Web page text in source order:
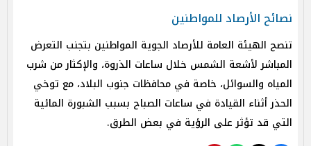
نصائح الأرصاد للمواطنين
تنصح الهيئة العامة للأرصاد الجوية المواطنين بتجنب التعرض
المباشر لأشعة الشمس خلال ساعات الذروة، والإكثار من شرب
المياه والسوائل، خاصة في محافظات جنوب البلاد، مع توخي
الحذر أثناء القيادة في ساعات الصباح بسبب الشبورة المائية
التي قد تؤثر على الرؤية في بعض الطرق.